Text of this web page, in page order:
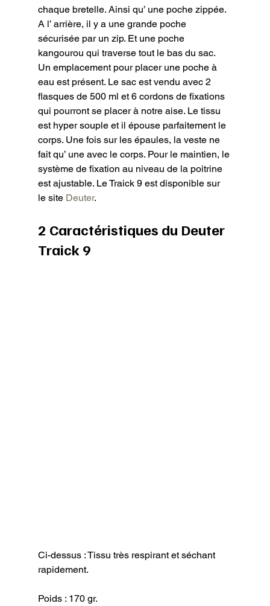
chaque bretelle. Ainsi qu’ une poche zippée.
A l’ arrière, il y a une grande poche
sécurisée par un zip. Et une poche
kangourou qui traverse tout le bas du sac.
Un emplacement pour placer une poche à
eau est présent. Le sac est vendu avec 2
flasques de 500 ml et 6 cordons de fixations
qui pourront se placer à notre aise. Le tissu
est hyper souple et il épouse parfaitement le
corps. Une fois sur les épaules, la veste ne
fait qu’ une avec le corps. Pour le maintien, le
système de fixation au niveau de la poitrine
est ajustable. Le Traick 9 est disponible sur
le site Deuter.
2 Caractéristiques du Deuter
Traick 9
Ci-dessus : Tissu très respirant et séchant
rapidement.
Poids : 170 gr.